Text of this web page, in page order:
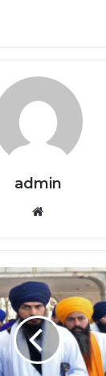
admin